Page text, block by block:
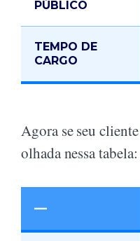
PÚBLICO
TEMPO DE
CARGO
Agora se seu
olhada nessa tabela:
—